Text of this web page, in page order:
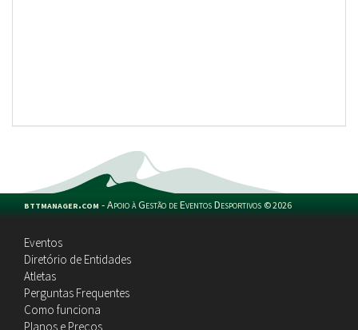
bttmanager.com -Apoio à Gestão de Eventos Desportivos ©2026
Eventos
Diretório de Entidades
Atletas
Perguntas Frequentes
Como funciona
Planos e Preços